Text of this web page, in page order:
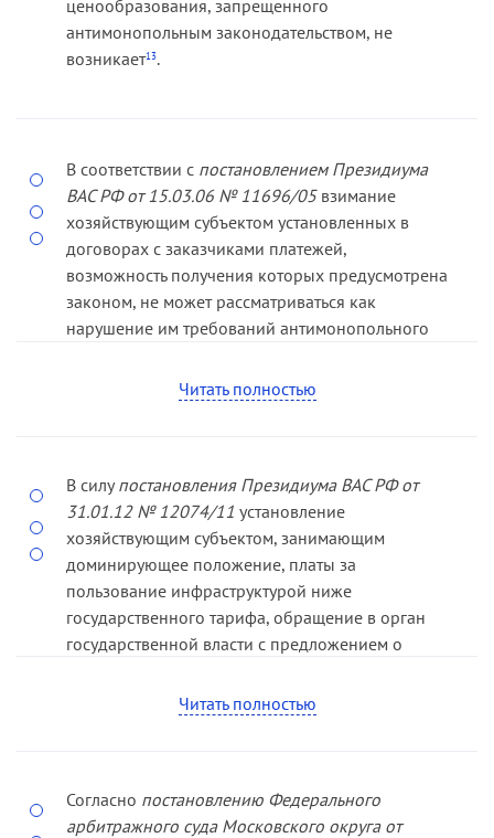
ценообразования, запрещенного
антимонопольным законодательством, не
возникает13.
В соответствии с постановлением Президиума
ВАС РФ от 15.03.06 № 11696/05взимание
хозяйствующим субъектом установленных в
договорах с заказчиками платежей,
возможность получения которых предусмотрена
законом, не может рассматриваться как
нарушение им требований антимонопольного
платежей в указанный период не был
определен федеральным органом
Читать полностью
В силупостановления Президиума ВАС РФ от
31.01.12 № 12074/11 установление
хозяйствующим субъектом, занимающим
доминирующее положение, платы за
пользование инфраструктурой ниже
государственного тарифа, обращение в орган
государственной власти с предложением о
привлечении хозяйствующего субъекта к
административной ответственности
Читать полностью
Согласно постановлению Федерального
арбитражного суда Московского округа от